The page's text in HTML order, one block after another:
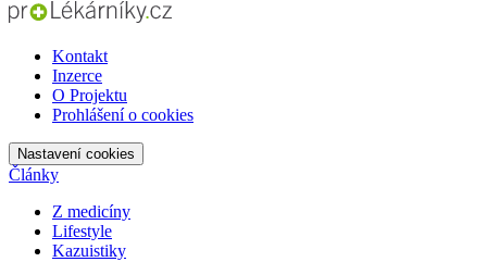
Kontakt
Inzerce
O Projektu
Prohlášení o cookies
Nastavení cookies
Články
Z medicíny
Lifestyle
Kazuistiky